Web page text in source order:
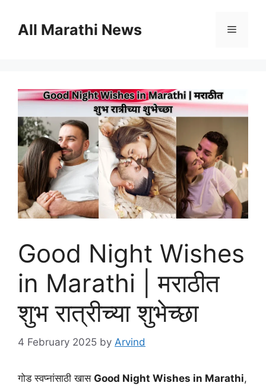
contentAll Marathi News Menu
Good Night Wishes
in Marathi | मराठीत
शुभ रात्रीच्या शुभेच्छा
4 February 2025 by Arvind
गोड स्वप्नांसाठी खास Good Night Wishes in Marathi,